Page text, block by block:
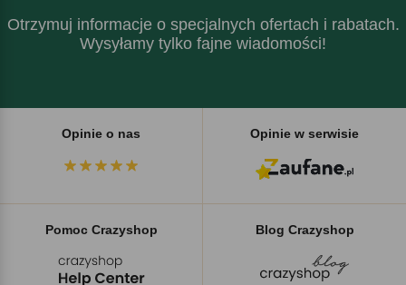
Otrzymuj informacje o specjalnych ofertach i rabatach.
Wysyłamy tylko fajne wiadomości!
Opinie o nas Opinie w serwisie
Pomoc Crazyshop Blog Crazyshop